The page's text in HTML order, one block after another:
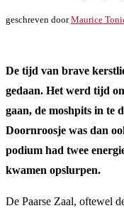
geschreven doorMaurice
De tijd van brave
gedaan. Het werd tijd
gaan, de moshpits in te
Doornroosje was dan
podium had twee
kwamen opslurpen.
De Paarse Zaal, oftewel